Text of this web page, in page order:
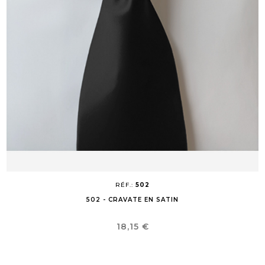
RÉF.: 502
502 - CRAVATE EN SATIN
Prix
18,15 €